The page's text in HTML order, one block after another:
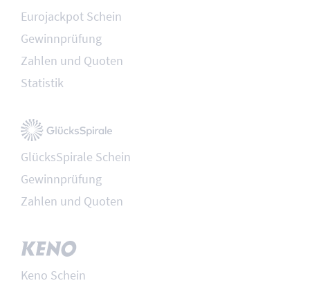
Eurojackpot Schein
Gewinnprüfung
Zahlen und Quoten
Statistik
GlücksSpirale Schein
Gewinnprüfung
Zahlen und Quoten
Keno Schein